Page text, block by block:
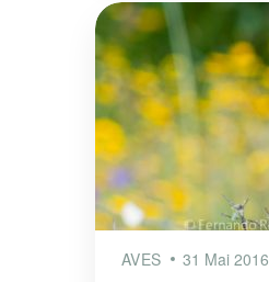
AVES 31 Mai 2016